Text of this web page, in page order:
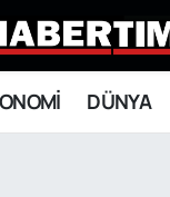
DÜNYA
Eczaneler
Durumu